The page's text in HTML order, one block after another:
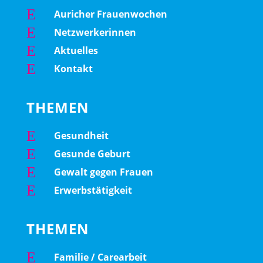
E Auricher Frauenwochen
E Netzwerkerinnen
E Aktuelles
E Kontakt
THEMEN
E Gesundheit
E Gesunde Geburt
E Gewalt gegen Frauen
E Erwerbstätigkeit
THEMEN
E Familie / Carearbeit